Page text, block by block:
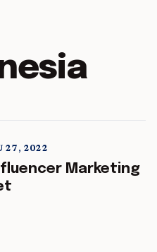
5 min read
27, 2022
Marketing